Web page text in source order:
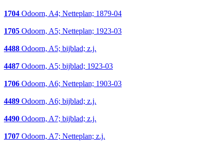
1704 Odoorn, A4; Netteplan; 1879-04
1705 Odoorn, A5; Netteplan; 1923-03
4488 Odoorn, A5; bijblad; z.j.
4487 Odoorn, A5; bijblad; 1923-03
1706 Odoorn, A6; Netteplan; 1903-03
4489 Odoorn, A6; bijblad; z.j.
4490 Odoorn, A7; bijblad; z.j.
1707 Odoorn, A7; Netteplan; z.j.